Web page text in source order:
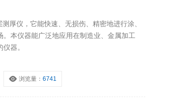
厚仪，它能快速、无损伤、精密地进行涂、
本仪器能广泛地应用在制造业、金属加工
器。
浏览量：6741